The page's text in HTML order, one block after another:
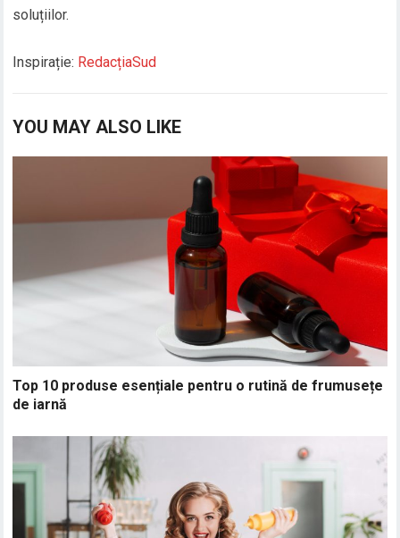
soluțiilor.
Inspirație: RedacțiaSud
YOU MAY ALSO LIKE
Top 10 produse esențiale pentru o rutină de frumusețe
de iarnă